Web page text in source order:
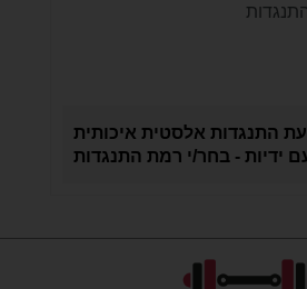
התנגדות אלסטית איכותית
ידיות - בחר/י רמת התנגדות